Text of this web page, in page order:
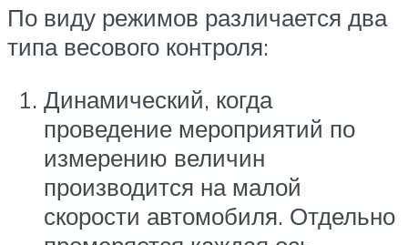
По виду режимов различается два
типа весового контроля:
Динамический, когда
проведение мероприятий по
измерению величин
производится на малой
скорости автомобиля. Отдельно